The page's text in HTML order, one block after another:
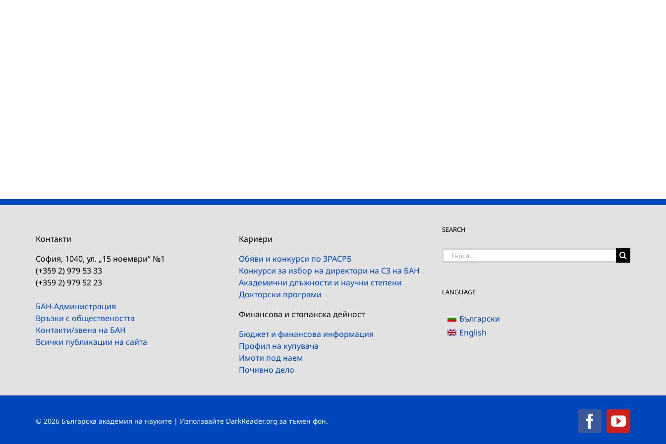
Контакти
София, 1040, ул. „15 ноември“ №1
(+359 2) 979 53 33
(+359 2) 979 52 23
БАН-Администрация
Връзки с обществеността
Контакти/звена на БАН
Всички публикации на сайта
Кариери
Обяви и конкурси по ЗРАСРБ
Конкурси за избор на директори на СЗ на БАН
Академични длъжности и научни степени
Докторски програми
Финансова и стопанска дейност
Бюджет и финансова информация
Профил на купувача
Имоти под наем
Почивно дело
SEARCH
Търсене
LANGUAGE
Български
English
© 2026 Българска академия на науките | Използвайте DarkReader.org за тъмен фон. Facebook